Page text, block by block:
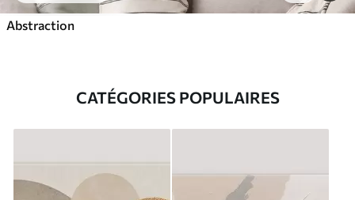
Abstraction
CATÉGORIES POPULAIRES